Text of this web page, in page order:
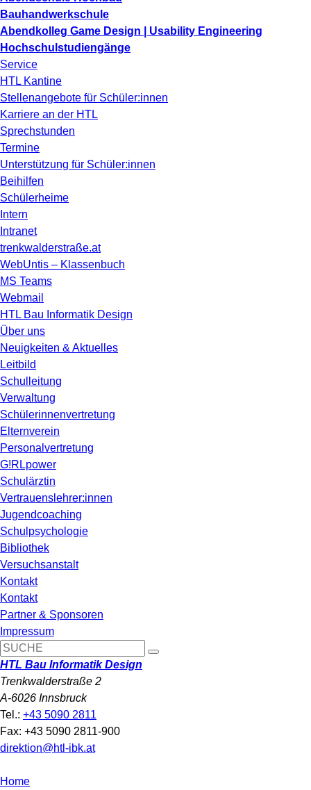
Bauhandwerkschule
Abendkolleg Game Design | Usability Engineering
Hochschulstudiengänge
Service
HTL Kantine
Stellenangebote für Schüler:innen
Karriere an der HTL
Sprechstunden
Termine
Unterstützung für Schüler:innen
Beihilfen
Schülerheime
Intern
Intranet
trenkwalderstraße.at
WebUntis – Klassenbuch
MS Teams
Webmail
HTL Bau Informatik Design
Über uns
Neuigkeiten & Aktuelles
Leitbild
Schulleitung
Verwaltung
Schülerinnenvertretung
Elternverein
Personalvertretung
G!RLpower
Schulärztin
Vertrauenslehrer:innen
Jugendcoaching
Schulpsychologie
Bibliothek
Versuchsanstalt
Kontakt
Kontakt
Partner & Sponsoren
Impressum
HTL Bau Informatik Design
Trenkwalderstraße 2
A-6026 Innsbruck
Tel.: +43 5090 2811
Fax: +43 5090 2811-900
direktion@htl-ibk.at
Home